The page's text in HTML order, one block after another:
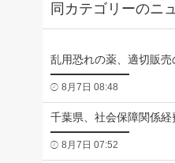
同カテゴリーのニ
乱用恐れの薬、適切販
8月7日 08:48
千葉県、社会保障関係
8月7日 07:52